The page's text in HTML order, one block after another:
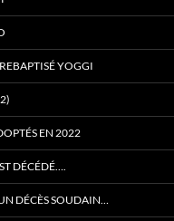
YOGGI
EN 2022
DÉCÉDÉ….
DÉCÈS SOUDAIN…